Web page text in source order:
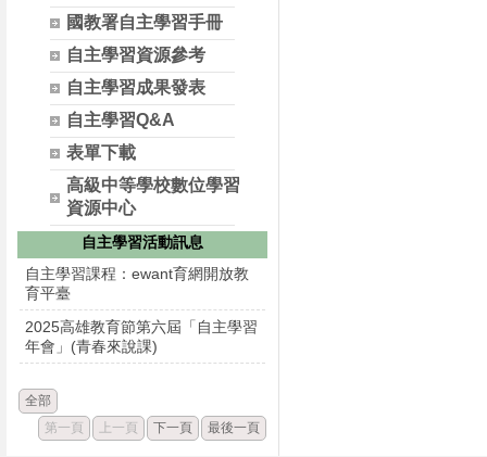
國教署自主學習手冊
自主學習資源參考
自主學習成果發表
自主學習Q&A
表單下載
高級中等學校數位學習
資源中心
自主學習活動訊息
自主學習課程：ewant育網開放教
育平臺
2025高雄教育節第六屆「自主學習
年會」(青春來說課)
全部
第一頁
上一頁 下一頁 最後一頁